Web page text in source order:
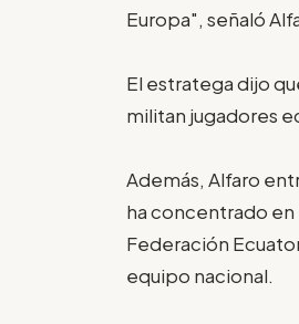
Europa", señaló
El estratega dijo
militan jugadores
Además, Alfaro
ha concentrado
Federación
equipo nacional.